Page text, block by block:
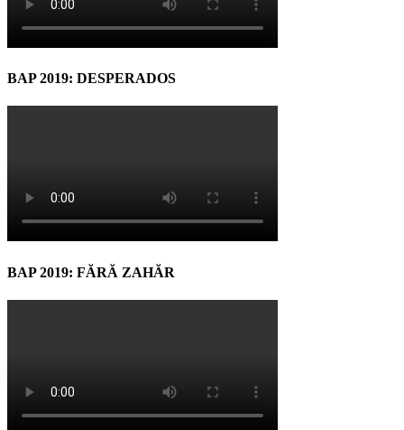
BAP 2019: DESPERADOS
BAP 2019: FĂRĂ ZAHĂR